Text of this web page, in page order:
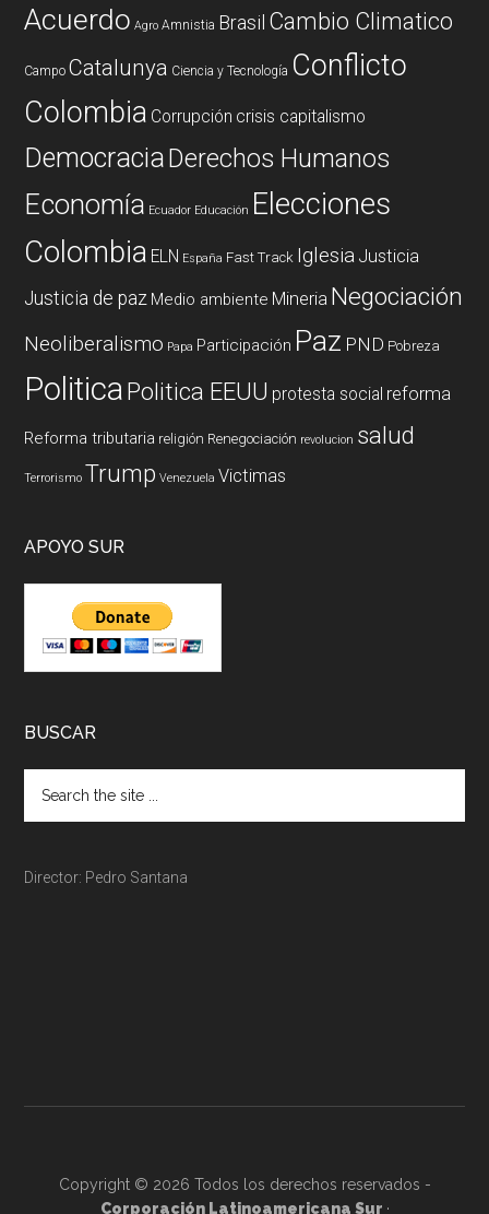
Acuerdo Agro Amnistia Brasil Cambio Climatico
Campo Catalunya Ciencia y Tecnología Conflicto
Colombia Corrupción crisis capitalismo
DemocraciaDerechos Humanos
Economía Ecuador Educación Elecciones
Colombia ELN España Fast Track Iglesia Justicia
Justicia de paz Medio ambiente Mineria Negociación
Neoliberalismo Papa Participación Paz PND Pobreza
PoliticaPolitica EEUU protesta social reforma
Reforma tributaria religión Renegociación revolucion salud
Terrorismo Trump Venezuela Victimas
APOYO SUR
BUSCAR
Director: Pedro Santana
Copyright © 2026 Todos los derechos reservados -
Corporación Latinoamericana Sur ·